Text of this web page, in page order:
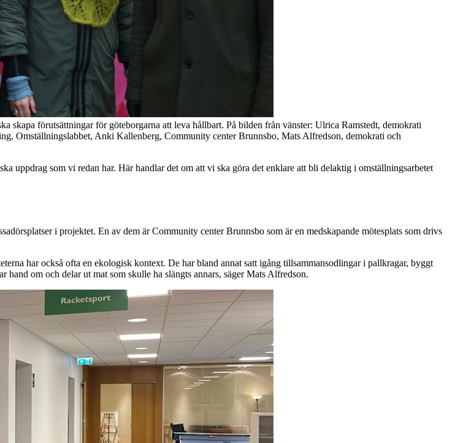
skapa förutsättningar för göteborgarna att leva hållbart. På bilden från vänster: Ulrica Ramstedt, demokrati
Omställningslabbet, Anki Kallenberg, Community center Brunnsbo, Mats Alfredson, demokrati och
uppdrag som vi redan har. Här handlar det om att vi ska göra det enklare att bli delaktig i omställningsarbetet
i projektet. En av dem är Community center Brunnsbo som är en medskapande mötesplats som drivs
har också ofta en ekologisk kontext. De har bland annat satt igång tillsammansodlingar i pallkragar, byggt
om och delar ut mat som skulle ha slängts annars, säger Mats Alfredson.